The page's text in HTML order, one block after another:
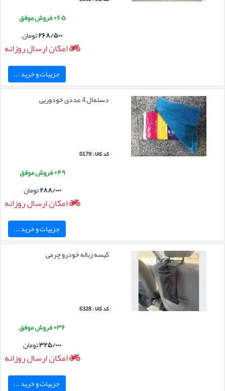
۶۵+ فروش موفق
۲۶۸/۵۰۰تومان
امکان ارسال روزانه
جزییات و خرید ...
دستمال 4 عددی خودوریی
کد کالا : 0179
۴۹+ فروش موفق
۲۸۸/۰۰۰تومان
امکان ارسال روزانه
جزییات و خرید ...
کیسه زباله خودرو چرمی
کد کالا : 6328
۳۶+ فروش موفق
۳۲۵/۰۰۰تومان
امکان ارسال روزانه
جزییات و خرید ...